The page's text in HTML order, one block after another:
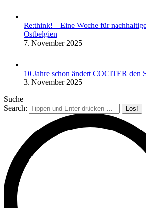
Re:think! – Eine Woche für
Ostbelgien
7. November 2025
10 Jahre schon ändert COCITER den
3. November 2025
Suche
Search: